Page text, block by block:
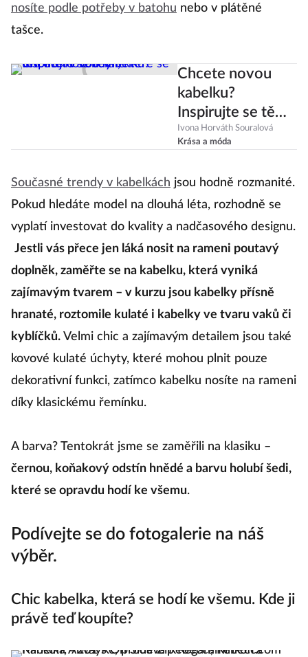
nosíte podle potřeby v batohu nebo v plátěné
tašce.
Chcete novou
kabelku?
Inspirujte se těmi,
které se teď nosí
v Londýně
Ivona Horváth Souralová
Krása a móda
Současné trendy v kabelkách jsou hodně rozmanité.
Pokud hledáte model na dlouhá léta, rozhodně se
vyplatí investovat do kvality a nadčasového designu.
Jestli vás přece jen láká nosit na rameni poutavý
doplněk, zaměřte se na kabelku, která vyniká
zajímavým tvarem – v kurzu jsou kabelky přísně
hranaté, roztomile kulaté i kabelky ve tvaru vaků či
kyblíčků. Velmi chic a zajímavým detailem jsou také
kovové kulaté úchyty, které mohou plnit pouze
dekorativní funkci, zatímco kabelku nosíte na rameni
díky klasickému řemínku.
A barva? Tentokrát jsme se zaměřili na klasiku –
černou, koňakový odstín hnědé a barvu holubí šedi,
které se opravdu hodí ke všemu.
Podívejte se do fotogalerie na náš
výběr.
Chic kabelka, která se hodí ke všemu. Kde ji
právě teď koupíte?